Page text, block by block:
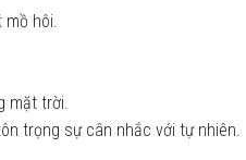
mồ hôi.
mặt trời.
trọng sự cân nhắc với tự nhiên.